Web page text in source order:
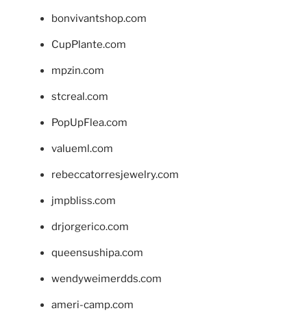
bonvivantshop.com
CupPlante.com
mpzin.com
stcreal.com
PopUpFlea.com
valueml.com
rebeccatorresjewelry.com
jmpbliss.com
drjorgerico.com
queensushipa.com
wendyweimerdds.com
ameri-camp.com